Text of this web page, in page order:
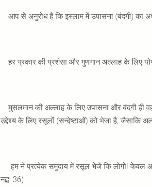
आप से अनुरोध है कि इस्लाम में उपासना (बंदगी) का
हर प्रकार की प्रशंसा और गुणगान अल्लाह के लिए
मुसलमान की अल्लाह के लिए उपासना और बंदगी ही
उद्देश्य के लिए रसूलों (सन्देष्टाओं) को भेजा है, जैसाकि
"हम ने प्रत्येक समुदाय में रसूल भेजे कि लोगो! केवल
नह्ल: 36)